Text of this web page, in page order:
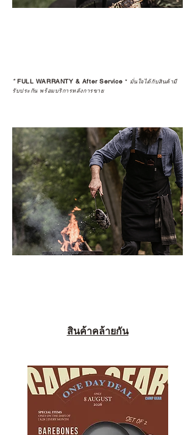
*FULL WARRANTY & After Service * มั่นใจได้กับสินค้ามี
รับประกัน พร้อมบริการหลังการขาย
สินค้าคล้ายกัน